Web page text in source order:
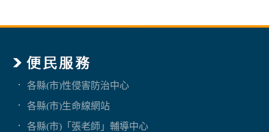
各縣(市)性侵害防治中心
各縣(市)生命線網站
各縣(市)「張老師」輔導中心